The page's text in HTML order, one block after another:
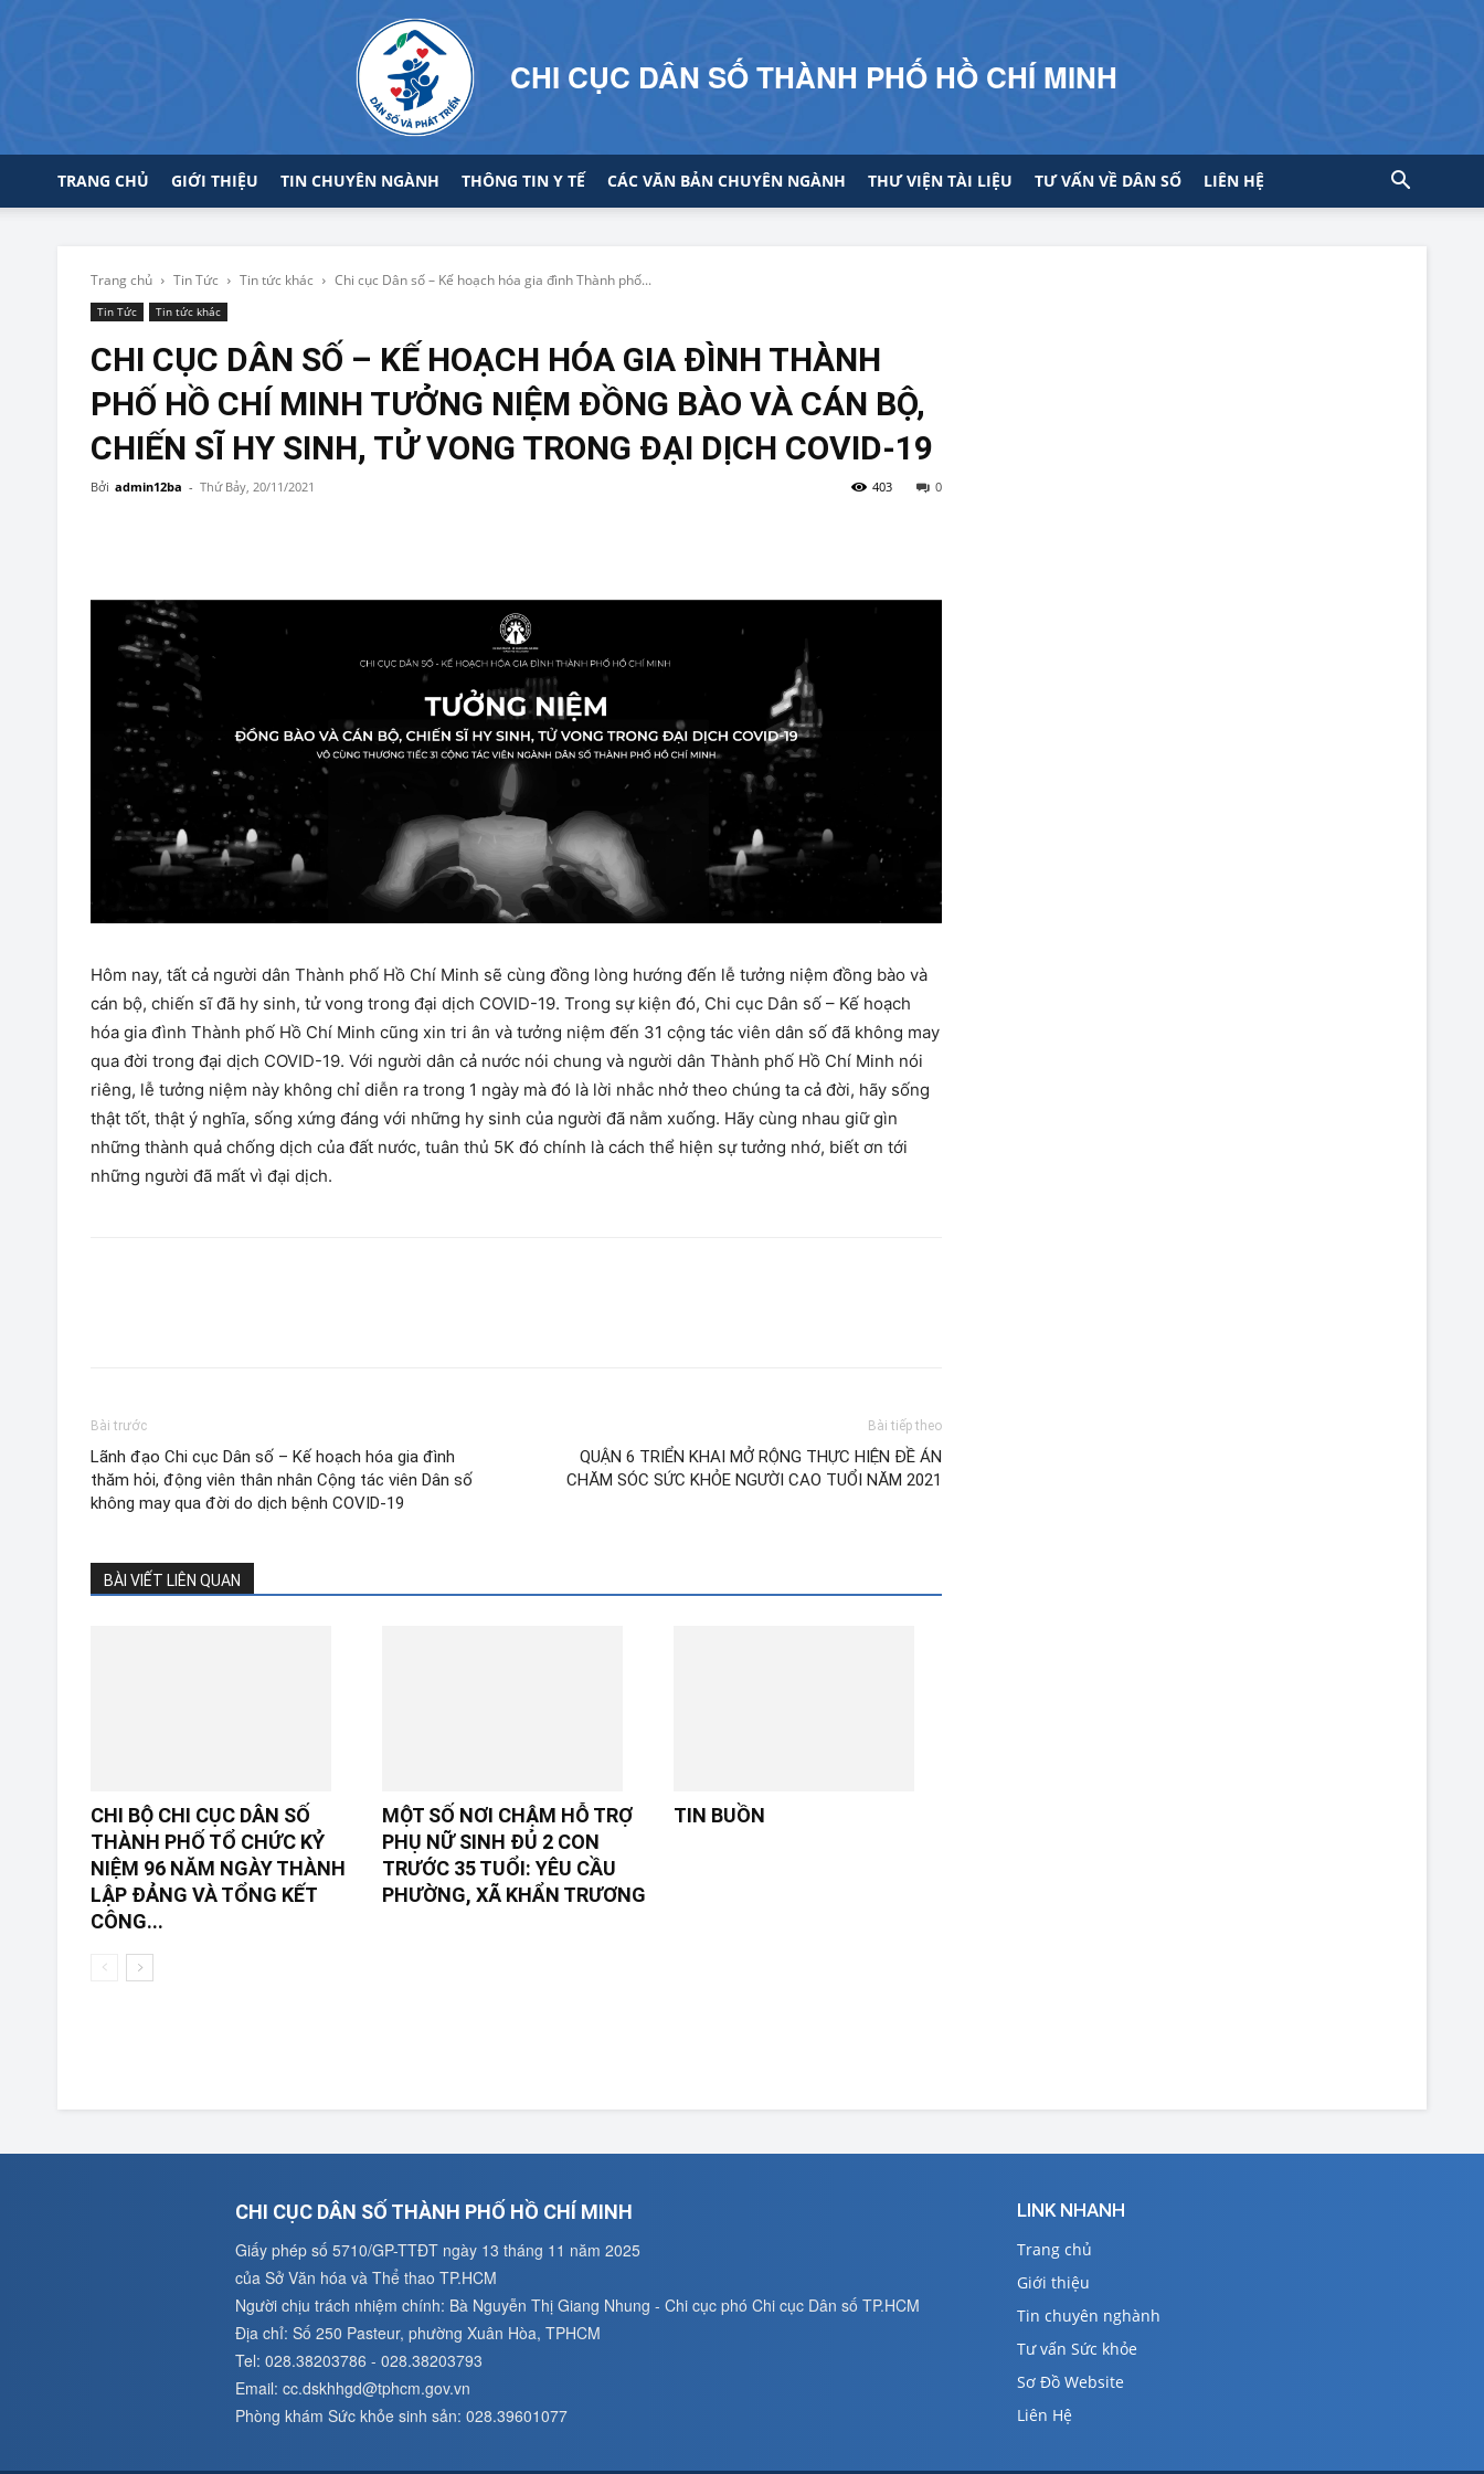
CHI CỤC DÂN SỐ THÀNH PHỐ HỒ CHÍ MINH
TRANG CHỦ GIỚI THIỆU TIN CHUYÊN NGÀNH THÔNG TIN Y TẾ CÁC VĂN BẢN CHUYÊN NGÀNH THƯ VIỆN TÀI LIỆU TƯ VẤN VỀ DÂN SỐ LIÊN HỆ
Trang chủ Tin Tức Tin tức khác Chi cục Dân số – Kế hoạch hóa gia đình Thành phố...
Tin Tức Tin tức khác
CHI CỤC DÂN SỐ – KẾ HOẠCH HÓA GIA ĐÌNH THÀNH
PHỐ HỒ CHÍ MINH TƯỞNG NIỆM ĐỒNG BÀO VÀ CÁN BỘ,
CHIẾN SĨ HY SINH, TỬ VONG TRONG ĐẠI DỊCH COVID-19
Bởi admin12ba - Thứ Bảy, 20/11/2021 0
403
Hôm nay, tất cả người dân Thành phố Hồ Chí Minh sẽ cùng đồng lòng hướng đến lễ tưởng niệm đồng bào và
cán bộ, chiến sĩ đã hy sinh, tử vong trong đại dịch COVID-19. Trong sự kiện đó, Chi cục Dân số – Kế hoạch
hóa gia đình Thành phố Hồ Chí Minh cũng xin tri ân và tưởng niệm đến 31 cộng tác viên dân số đã không may
qua đời trong đại dịch COVID-19. Với người dân cả nước nói chung và người dân Thành phố Hồ Chí Minh nói
riêng, lễ tưởng niệm này không chỉ diễn ra trong 1 ngày mà đó là lời nhắc nhở theo chúng ta cả đời, hãy sống
thật tốt, thật ý nghĩa, sống xứng đáng với những hy sinh của người đã nằm xuống. Hãy cùng nhau giữ gìn
những thành quả chống dịch của đất nước, tuân thủ 5K đó chính là cách thể hiện sự tưởng nhớ, biết ơn tới
những người đã mất vì đại dịch.
Bài trước
Lãnh đạo Chi cục Dân số – Kế hoạch hóa gia đình
thăm hỏi, động viên thân nhân Cộng tác viên Dân số
không may qua đời do dịch bệnh COVID-19
Bài tiếp theo
QUẬN 6 TRIỂN KHAI MỞ RỘNG THỰC HIỆN ĐỀ ÁN
CHĂM SÓC SỨC KHỎE NGƯỜI CAO TUỔI NĂM 2021
BÀI VIẾT LIÊN QUAN
CHI BỘ CHI CỤC DÂN SỐ
THÀNH PHỐ TỔ CHỨC KỶ
NIỆM 96 NĂM NGÀY THÀNH
LẬP ĐẢNG VÀ TỔNG KẾT
CÔNG...
MỘT SỐ NƠI CHẬM HỖ TRỢ
PHỤ NỮ SINH ĐỦ 2 CON
TRƯỚC 35 TUỔI: YÊU CẦU
PHƯỜNG, XÃ KHẨN TRƯƠNG
TIN BUỒN
CHI CỤC DÂN SỐ THÀNH PHỐ HỒ CHÍ MINH
Giấy phép số 5710/GP-TTĐT ngày 13 tháng 11 năm 2025
của Sở Văn hóa và Thể thao TP.HCM
Người chịu trách nhiệm chính: Bà Nguyễn Thị Giang Nhung - Chi cục phó Chi cục Dân số TP.HCM
Địa chỉ: Số 250 Pasteur, phường Xuân Hòa, TPHCM
Tel: 028.38203786 - 028.38203793
Email: cc.dskhhgd@tphcm.gov.vn
Phòng khám Sức khỏe sinh sản: 028.39601077
LINK NHANH
Trang chủ
Giới thiệu
Tin chuyên nghành
Tư vấn Sức khỏe
Sơ Đồ Website
Liên Hệ